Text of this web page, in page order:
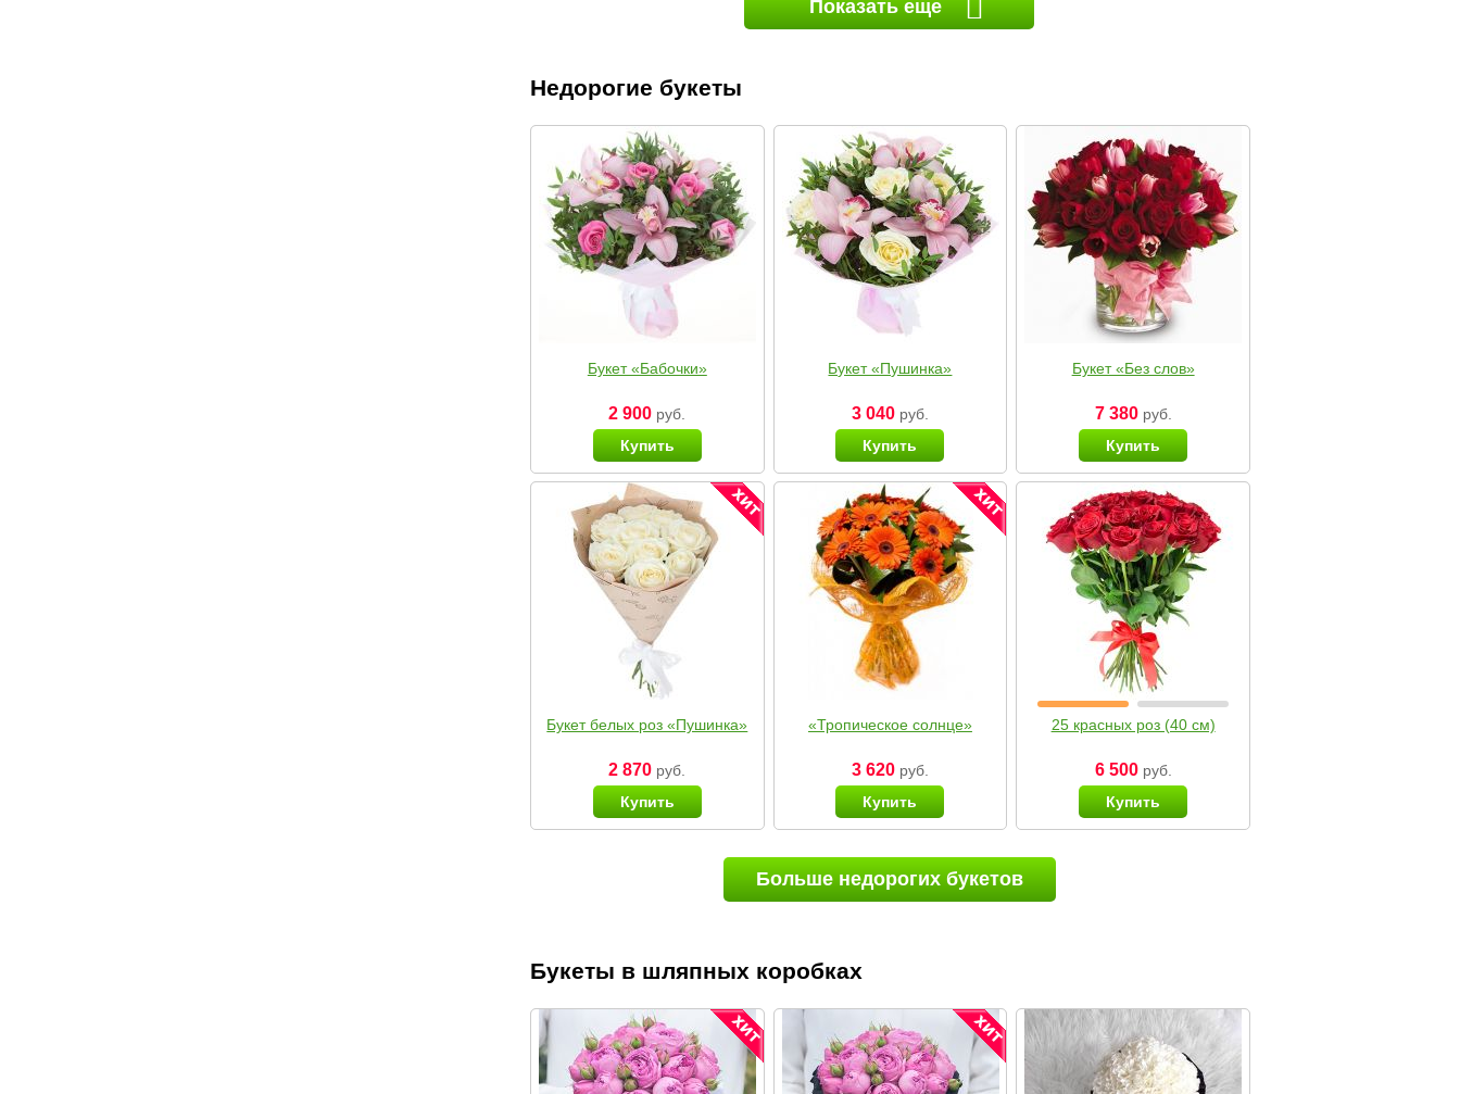
Показать еще
Недорогие букеты
Букет «Бабочки»
2 900 руб.
Купить
Букет «Пушинка»
3 040руб.
Купить
Букет «Без слов»
7 380руб.
Купить
Букет белых роз «Пушинка»
2 870 руб.
Купить
«Тропическое солнце»
3 620руб.
Купить
25 красных роз (40 см)
6 500руб.
Купить
Больше недорогих букетов
Букеты в шляпных коробках